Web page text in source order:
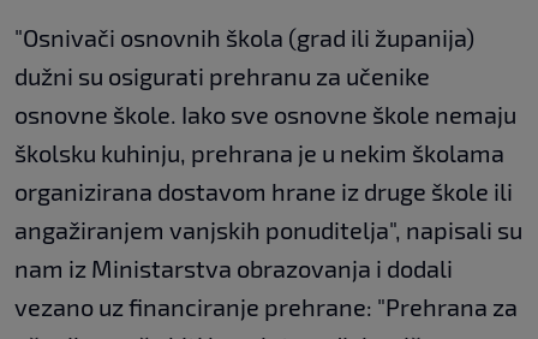
"Osnivači osnovnih škola (grad ili županija)
dužni su osigurati prehranu za učenike
osnovne škole. Iako sve osnovne škole nemaju
školsku kuhinju, prehrana je u nekim školama
organizirana dostavom hrane iz druge škole ili
angažiranjem vanjskih ponuditelja", napisali su
nam iz Ministarstva obrazovanja i dodali
vezano uz financiranje prehrane: "Prehrana za